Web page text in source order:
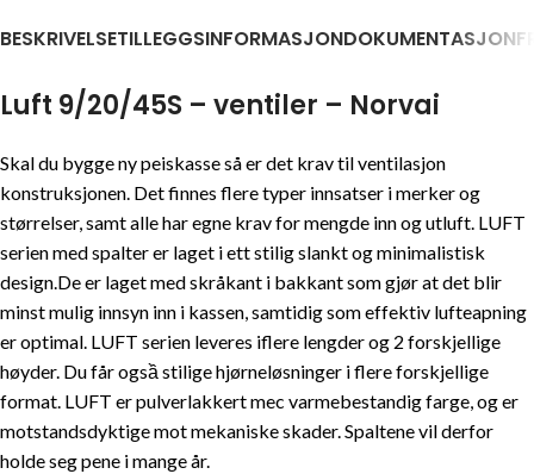
BESKRIVELSETILLEGGSINFORMASJONDOKUMENTASJON
Luft 9/20/45S – ventiler – Norvai
Skal du bygge ny peiskasse så er det krav til ventilasjon
konstruksjonen. Det finnes flere typer innsatser i merker og
størrelser, samt alle har egne krav for mengde inn og utluft. LUFT
serien med spalter er laget i ett stilig slankt og minimalistisk
design.De er laget med skråkant i bakkant som gjør at det blir
minst mulig innsyn inn i kassen, samtidig som effektiv lufteapning
er optimal. LUFT serien leveres iflere lengder og 2 forskjellige
høyder. Du får ogsầ stilige hjørneløsninger i flere forskjellige
format. LUFT er pulverlakkert mec varmebestandig farge, og er
motstandsdyktige mot mekaniske skader. Spaltene vil derfor
holde seg pene i mange år.